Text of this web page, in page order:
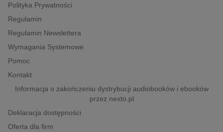
psychologiczne
inne
popularno-naukowe
historia
Polityka Prywatności
Regulamin
Regulamin Newslettera
Wymagania Systemowe
Pomoc
Kontakt
Informacja o zakończeniu dystrybucji audiobooków i ebooków
przez nexto.pl
Deklaracja dostępności
Oferta dla firm